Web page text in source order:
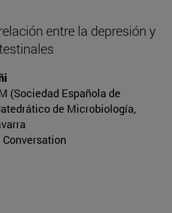
entre la depresión y
(Sociedad Española de
de Microbiología,
Conversation